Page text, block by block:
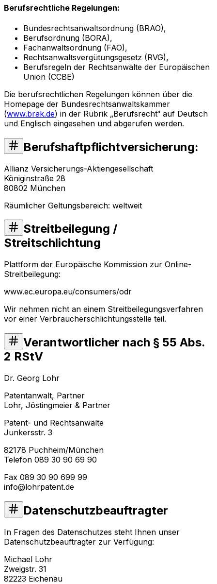
Berufsrechtliche Regelungen:
Bundesrechtsanwaltsordnung (BRAO),
Berufsordnung (BORA),
Fachanwaltsordnung (FAO),
Rechtsanwaltsvergütungsgesetz (RVG),
Berufsregeln der Rechtsanwälte der Europäischen
Union (CCBE)
Die berufsrechtlichen Regelungen können über die
Homepage der Bundesrechtsanwaltskammer
(www.brak.de) in der Rubrik „Berufsrecht“ auf Deutsch
und Englisch eingesehen und abgerufen werden.
Berufshaftpflichtversicherung:
Allianz Versicherungs-Aktiengesellschaft
Königinstraße 28
80802 München
Räumlicher Geltungsbereich: weltweit
Streitbeilegung /
Streitschlichtung
Plattform der Europäische Kommission zur Online-
Streitbeilegung:
www.ec.europa.eu/consumers/odr
Wir nehmen nicht an einem Streitbeilegungsverfahren
vor einer Verbraucherschlichtungsstelle teil.
Verantwortlicher nach § 55 Abs.
2 RStV
Dr. Georg Lohr
Patentanwalt, Partner
Lohr, Jöstingmeier & Partner
Patent- und Rechtsanwälte
Junkersstr. 3
82178 Puchheim/München
Telefon 089 30 90 69 90
Fax 089 30 90 699 99
info@lohrpatent.de
Datenschutzbeauftragter
In Fragen des Datenschutzes steht Ihnen unser
Datenschutzbeauftragter zur Verfügung:
Michael Lohr
Zweigstr. 31
82223 Eichenau